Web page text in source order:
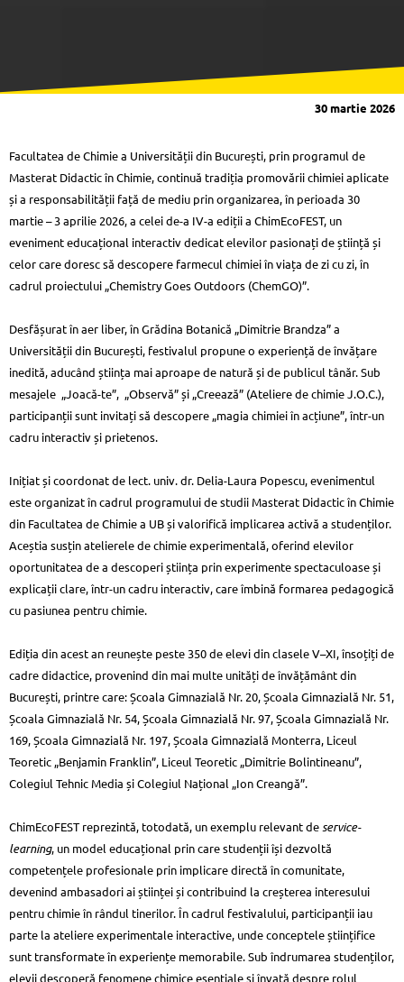
30 martie 2026
Facultatea de Chimie a Universității din București, prin programul de
Masterat Didactic în Chimie, continuă tradiția promovării chimiei aplicate
și a responsabilității față de mediu prin organizarea, în perioada 30
martie – 3 aprilie 2026, a celei de-a IV-a ediții a ChimEcoFEST, un
eveniment educațional interactiv dedicat elevilor pasionați de știință și
celor care doresc să descopere farmecul chimiei în viața de zi cu zi, în
cadrul proiectului „Chemistry Goes Outdoors (ChemGO)”.
Desfășurat în aer liber, în Grădina Botanică „Dimitrie Brandza” a
Universității din București, festivalul propune o experiență de învățare
inedită, aducând știința mai aproape de natură și de publicul tânăr. Sub
mesajele „Joacă-te”, „Observă” și „Creează” (Ateliere de chimie J.O.C.),
participanții sunt invitați să descopere „magia chimiei în acțiune”, într-un
cadru interactiv și prietenos.
Inițiat și coordonat de lect. univ. dr. Delia-Laura Popescu, evenimentul
este organizat în cadrul programului de studii Masterat Didactic în Chimie
din Facultatea de Chimie a UB și valorifică implicarea activă a studenților.
Aceștia susțin atelierele de chimie experimentală, oferind elevilor
oportunitatea de a descoperi știința prin experimente spectaculoase și
explicații clare, într-un cadru interactiv, care îmbină formarea pedagogică
cu pasiunea pentru chimie.
Ediția din acest an reunește peste 350 de elevi din clasele V–XI, însoțiți de
cadre didactice, provenind din mai multe unități de învățământ din
București, printre care: Școala Gimnazială Nr. 20, Școala Gimnazială Nr. 51,
Școala Gimnazială Nr. 54, Școala Gimnazială Nr. 97, Școala Gimnazială Nr.
169, Școala Gimnazială Nr. 197, Școala Gimnazială Monterra, Liceul
Teoretic „Benjamin Franklin”, Liceul Teoretic „Dimitrie Bolintineanu”,
Colegiul Tehnic Media și Colegiul Național „Ion Creangă”.
ChimEcoFEST reprezintă, totodată, un exemplu relevant deservice-
learning, un model educațional prin care studenții își dezvoltă
competențele profesionale prin implicare directă în comunitate,
devenind ambasadori ai științei și contribuind la creșterea interesului
pentru chimie în rândul tinerilor. În cadrul festivalului, participanții iau
parte la ateliere experimentale interactive, unde conceptele științifice
sunt transformate în experiențe memorabile. Sub îndrumarea studenților,
elevii descoperă fenomene chimice esențiale și învață despre rolul